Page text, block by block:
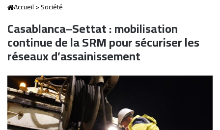
Accueil>Société
Casablanca–Settat : mobilisation
continue de la SRM pour sécuriser les
réseaux d’assainissement